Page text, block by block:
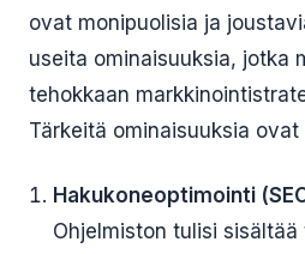
ovat monipuolisia ja
useita ominaisuuksia, jotka
tehokkaan
Tärkeitä ominaisuuksia ovat
Hakukoneoptimointi
Ohjelmiston tulisi